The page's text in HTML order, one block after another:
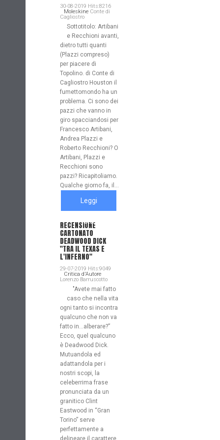
30-08-2019 Hits:8216
Moleskine Conte di
Cagliostro
Sottotitolo: Artibani
e Recchioni avanti,
dietro tutti quanti
(Plazzi compreso)
per piacere di
Topolino. di Conte di
Cagliostro Houston il
fumettomondo ha un
problema. Ci sono dei
pazzi che vanno in
giro spacciandosi per
Francesco Artibani,
Andrea Plazzi e
Roberto Recchioni? O
Artibani, Plazzi e
Recchioni sono
pazzi? Ricapitoliamo.
Qualche giorno fa, il...
Leggi
tutto
RECENSIONE
CARTONATO
DEADWOOD DICK
"TRA IL TEXAS E
L'INFERNO"
29-07-2019 Hits:9049
Critica d'Autore
Lorenzo Barruscotto
"Avete mai fatto
caso che nella vita
ogni tanto si incontra
qualcuno che non va
fatto in…alberare?”
Ecco, quel qualcuno
è Deadwood Dick.
Mutuandola ed
adattandola per i
nostri scopi, la
celeberrima frase
pronunciata da un
granitico Clint
Eastwood in “Gran
Torino” serve
perfettamente a
delineare il carattere